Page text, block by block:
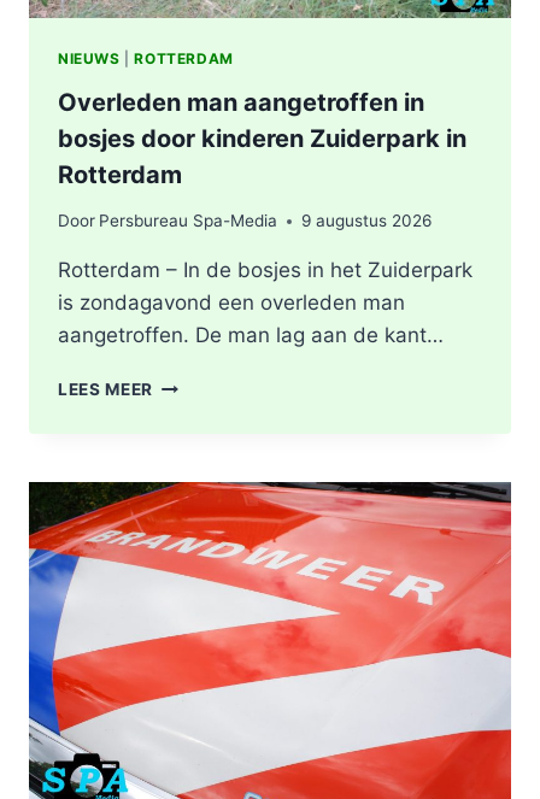
NIEUWS |ROTTERDAM
Overleden man aangetroffen in
bosjes door kinderen Zuiderpark in
Rotterdam
Door Persbureau Spa-Media 9 augustus 2026
Rotterdam – In de bosjes in het Zuiderpark
is zondagavond een overleden man
aangetroffen. De man lag aan de kant…
LEES MEER OVERLEDEN
BOSJES
DOOR
KINDEREN
ZUIDERPARK